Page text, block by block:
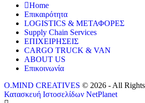
Home
Επικαιρότητα
LOGISTICS & ΜΕΤΑΦΟΡΕΣ
Supply Chain Services
ΕΠΙΧΕΙΡΗΣΕΙΣ
CARGO TRUCK & VAN
ABOUT US
Επικοινωνία
O.MIND CREATIVES © 2026 - All Rights
Κατασκευή Ιστοσελίδων NetPlanet